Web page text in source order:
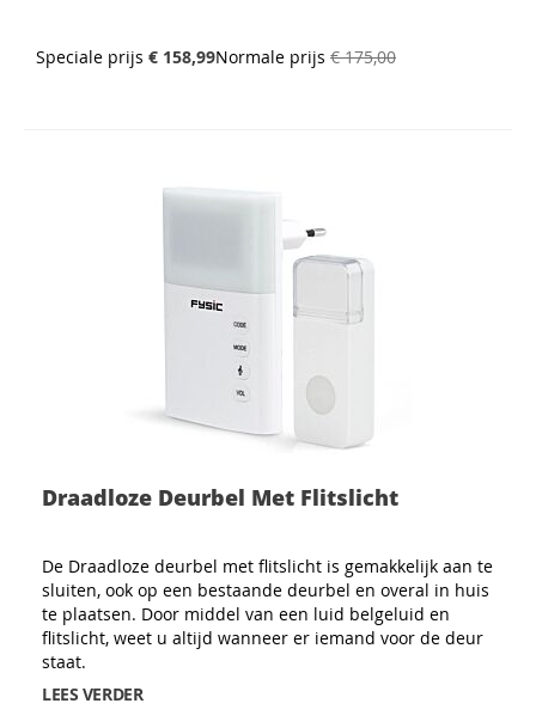
Speciale prijs € 158,99Normale prijs € 175,00
Draadloze Deurbel Met Flitslicht
De Draadloze deurbel met flitslicht is gemakkelijk aan te
sluiten, ook op een bestaande deurbel en overal in huis
te plaatsen. Door middel van een luid belgeluid en
flitslicht, weet u altijd wanneer er iemand voor de deur
staat.
LEES VERDER